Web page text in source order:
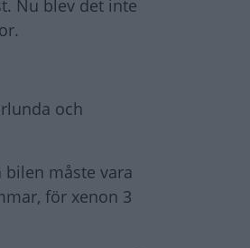
Nu blev det inte
och
måste vara
för xenon 3